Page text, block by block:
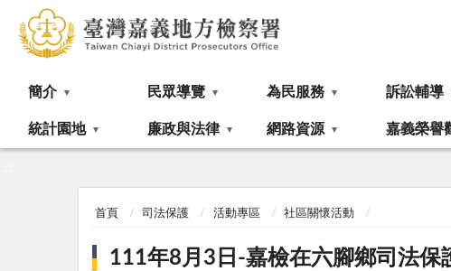
簡介 民眾導覽 為民服務 訴訟輔導
統計園地 廉政與法律 網路資源 嘉義榮譽
首頁 司法保護 活動專區 社區關懷活動
111年8月3日-嘉檢在六腳鄉司法保